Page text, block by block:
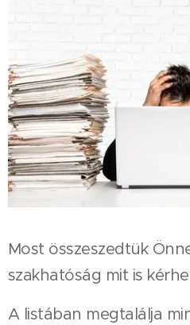
Most összeszedtük
szakhatóság mit is
A listában megtalálja